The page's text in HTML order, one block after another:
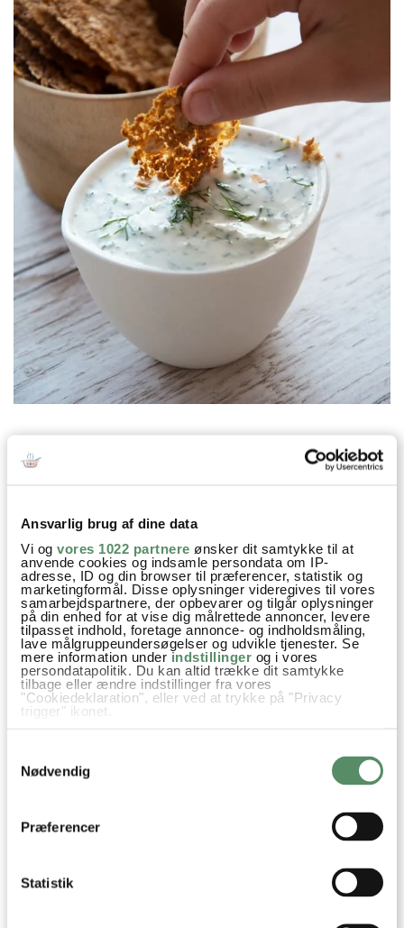
Ansvarlig brug af dine data
Vi og vores 1022 partnere ønsker dit samtykke til at
anvende cookies og indsamle persondata om IP-
adresse, ID og din browser til præferencer, statistik og
marketingformål. Disse oplysninger videregives til vores
samarbejdspartnere, der opbevarer og tilgår oplysninger
på din enhed for at vise dig målrettede annoncer, levere
tilpasset indhold, foretage annonce- og indholdsmåling,
lave målgruppeundersøgelser og udvikle tjenester. Se
mere information underindstillinger og i vores
persondatapolitik. Du kan altid trække dit samtykke
tilbage eller ændre indstillinger fra vores
"Cookiedeklaration", eller ved at trykke på "Privacy
trigger" ikonet.
Indsamle præcise oplysninger om din placering,
der kan være nøjagtig inden for få meter
Identificere din enhed baseret på en scanning af
Nødvendig
Præferencer
Statistik
Prøv også
CITRONMANDLER MED
SALT
RUGBRØDSCHIPS
Røget paprika